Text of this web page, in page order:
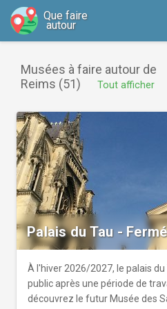
Que faire
autour
Musées à faire autour de
Reims (51)
Tout afficher
Palais du Tau -
À l'hiver 2026/2027, le palais
public après une période de
découvrez le futur Musée des